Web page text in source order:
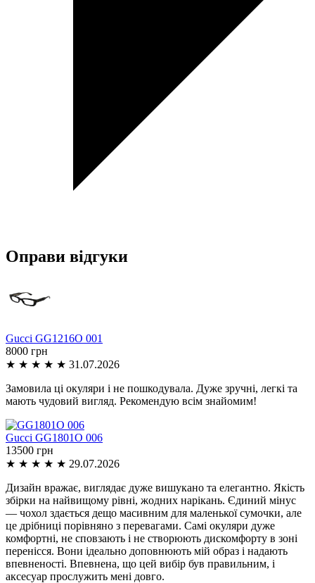
Оправи відгуки
Gucci GG1216O 001
8000 грн
★ ★ ★ ★ ★ 31.07.2026
Замовила ці окуляри і не пошкодувала. Дуже зручні, легкі та
мають чудовий вигляд. Рекомендую всім знайомим!
Gucci GG1801O 006
13500 грн
★ ★ ★ ★ ★ 29.07.2026
Дизайн вражає, виглядає дуже вишукано та елегантно. Якість
збірки на найвищому рівні, жодних нарікань. Єдиний мінус
— чохол здається дещо масивним для маленької сумочки, але
це дрібниці порівняно з перевагами. Самі окуляри дуже
комфортні, не сповзають і не створюють дискомфорту в зоні
перенісся. Вони ідеально доповнюють мій образ і надають
впевненості. Впевнена, що цей вибір був правильним, і
аксесуар прослужить мені довго.